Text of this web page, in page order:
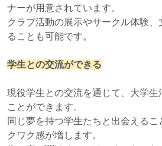
ナーが用意されています。
クラブ活動の展示やサークル体験
ることも可能です。
学生との交流ができる
現役学生との交流を通じて、大学生
ことができます。
同じ夢を持つ学生たちと出会えるこ
クワク感が増します。